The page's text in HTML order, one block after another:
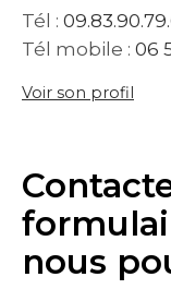
Tél :
Tél mobile : 06
Voir son profil
nous